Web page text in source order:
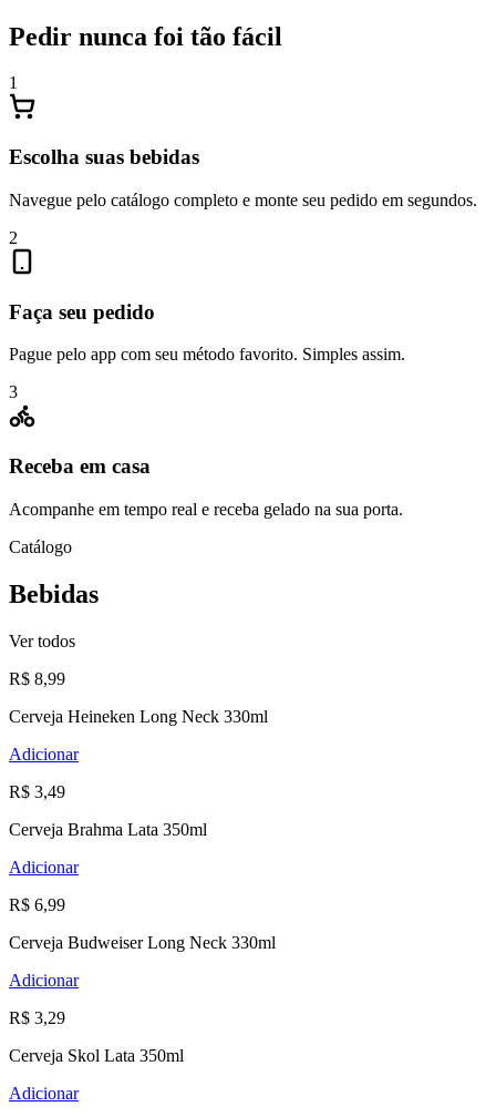
Pedir nunca foi tão fácil
1
Escolha suas bebidas
Navegue pelo catálogo completo e monte seu pedido em segundos.
2
Faça seu pedido
Pague pelo app com seu método favorito. Simples assim.
3
Receba em casa
Acompanhe em tempo real e receba gelado na sua porta.
Catálogo
Bebidas
Ver todos
R$ 8,99
Cerveja Heineken Long Neck 330ml
Adicionar
R$ 3,49
Cerveja Brahma Lata 350ml
Adicionar
R$ 6,99
Cerveja Budweiser Long Neck 330ml
Adicionar
R$ 3,29
Cerveja Skol Lata 350ml
Adicionar